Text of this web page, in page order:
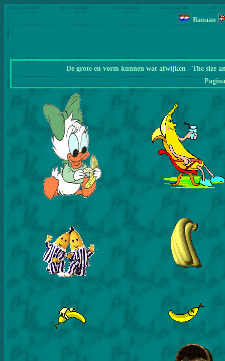
Banaan
De grote en vorm kunnen wat afwijken - The size